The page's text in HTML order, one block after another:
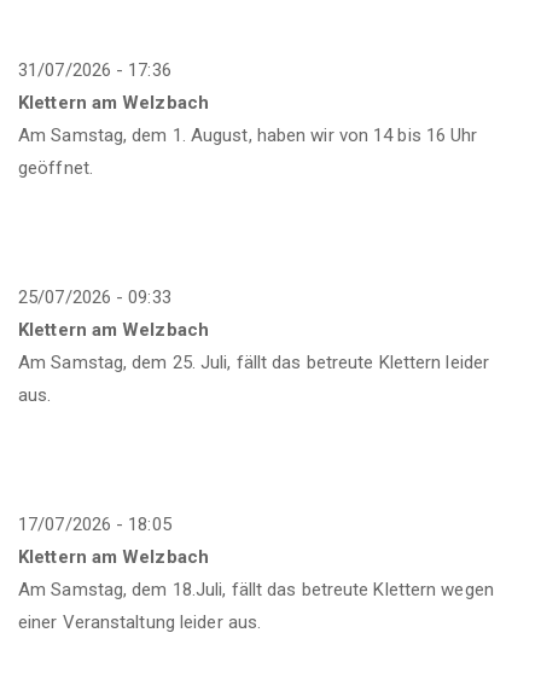
TVG Halle
Image
TV Kletterwand
31/07/2026 - 17:36
Klettern am Welzbach
Am Samstag, dem 1. August, haben wir von 14 bis 16 Uhr
geöffnet.
25/07/2026 - 09:33
Klettern am Welzbach
Am Samstag, dem 25. Juli, fällt das betreute Klettern leider
aus.
17/07/2026 - 18:05
Klettern am Welzbach
Am Samstag, dem 18.Juli, fällt das betreute Klettern wegen
einer Veranstaltung leider aus.